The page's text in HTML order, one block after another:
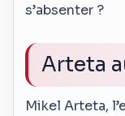
s’absenter ?
Arteta
Mikel Arteta,